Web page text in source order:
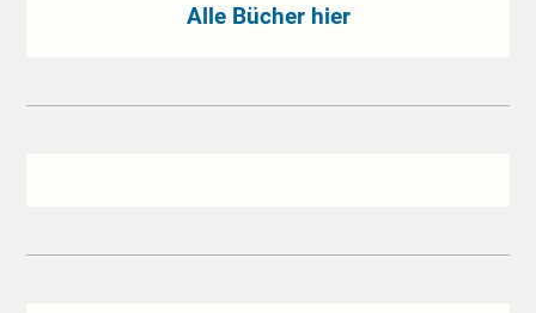
Alle Bücher hier